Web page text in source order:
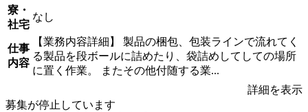
寮・
社宅
なし
仕事
内容
【業務内容詳細】 製品の梱包、包装ラインで流れてく
る製品を段ボールに詰めたり、袋詰めしてしての場所
に置く作業。 またその他付随する業...
詳細を表示
募集が停止しています